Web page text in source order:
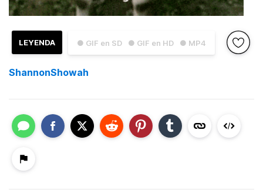
● GIF en SD ● GIF en HD ● MP4
LEYENDA
ShannonShowah